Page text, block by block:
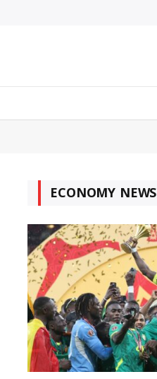
ECONOMY NEWS